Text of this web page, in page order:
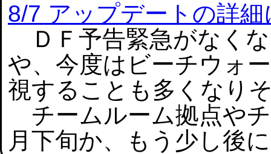
8/7 アップデートの詳
ＤＦ予告緊急がなく
や、今度はビーチウォ
視することも多くなり
チームルーム拠点や
月下旬か、もう少し後